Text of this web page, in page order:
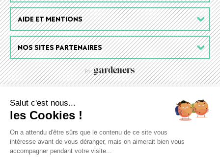
AIDE ET MENTIONS
NOS SITES PARTENAIRES
Salut c'est nous...
les Cookies !
On a attendu d'être sûrs que le contenu de ce site vous
intéresse avant de vous déranger, mais on aimerait bien vous
accompagner pendant votre visite...